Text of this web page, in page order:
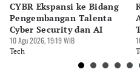
Editor
Luky Maulana Firmansyah
CYBR Ekspansi ke Bidang
Pengembangan Talenta
Cyber Security dan AI
10 Agu 2026, 19:19 WIB
Tech